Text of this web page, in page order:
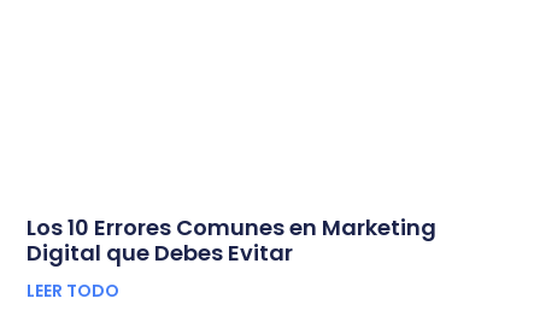
Los 10 Errores Comunes en Marketing
Digital que Debes Evitar
LEER TODO